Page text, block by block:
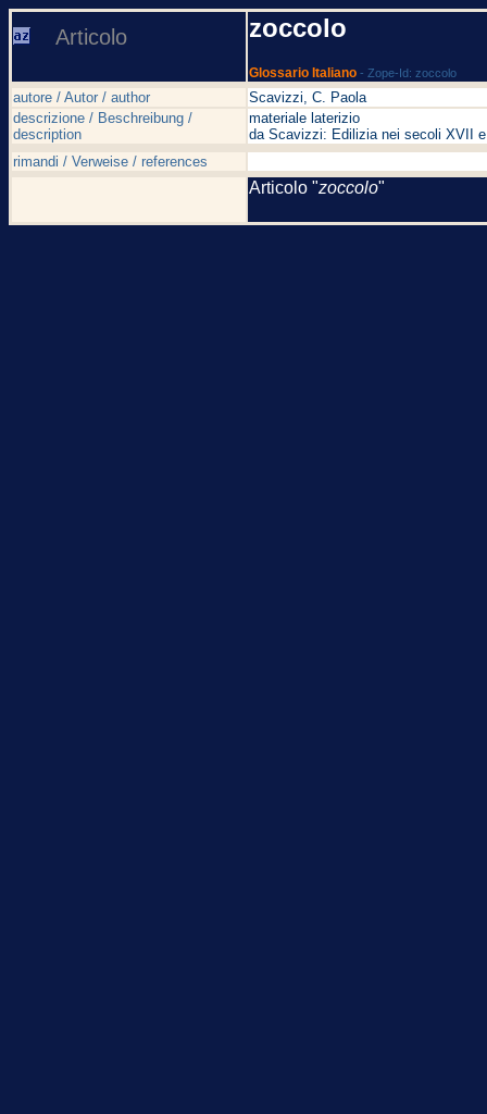
Articolo zoccolo
Glossario Italiano - Zope-Id: zoccolo
autore / Autor / author
Scavizzi, C. Paola
descrizione / Beschreibung /
description
materiale laterizio
da Scavizzi: Edilizia nei secoli XVII
rimandi / Verweise / references
Articolo "zoccolo"